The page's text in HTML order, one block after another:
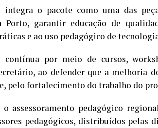
o pacote como uma das
Porto, garantir educação de
e ao uso pedagógico de
contínua por meio de cursos,
ao defender que a melhoria
pelo fortalecimento do trabalho do
assessoramento pedagógico
pedagógicos, distribuídos pelas